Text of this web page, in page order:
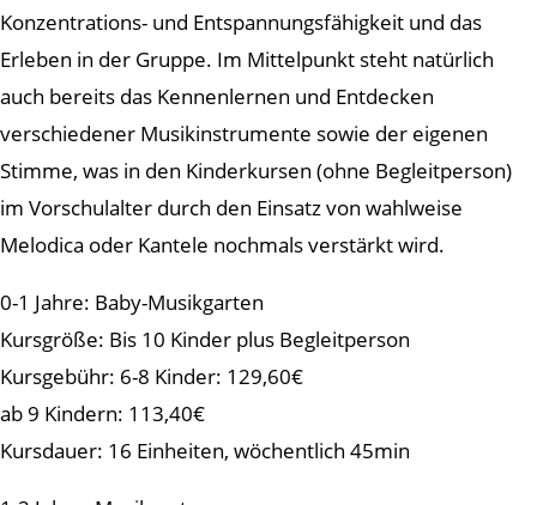
Konzentrations- und Entspannungsfähigkeit und das
Erleben in der Gruppe. Im Mittelpunkt steht natürlich
auch bereits das Kennenlernen und Entdecken
verschiedener Musikinstrumente sowie der eigenen
Stimme, was in den Kinderkursen (ohne Begleitperson)
im Vorschulalter durch den Einsatz von wahlweise
Melodica oder Kantele nochmals verstärkt wird.
0-1 Jahre: Baby-Musikgarten
Kursgröße: Bis 10 Kinder plus Begleitperson
Kursgebühr: 6-8 Kinder: 129,60€
ab 9 Kindern: 113,40€
Kursdauer: 16 Einheiten, wöchentlich 45min